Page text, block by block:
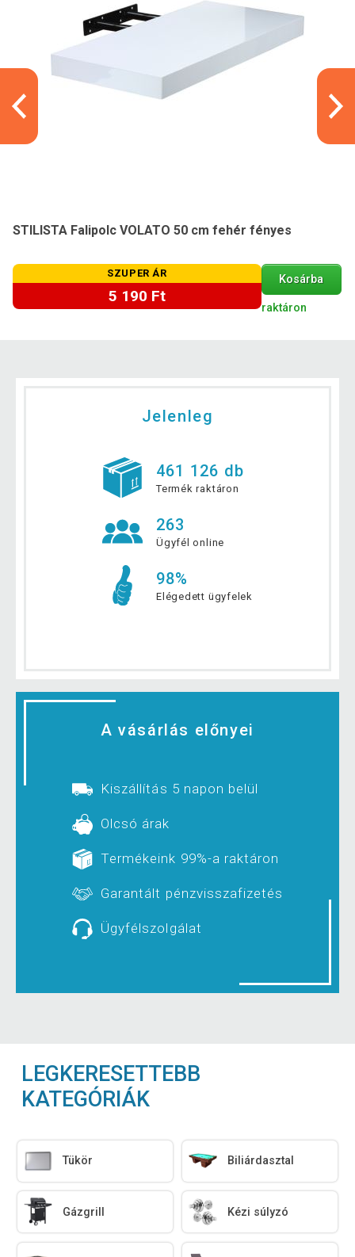
STILISTA Falipolc VOLATO 50 cm fehér fényes
SZUPER ÁR
5 190 Ft
Kosárba
raktáron
Jelenleg
461 126 db
Termék raktáron
263
Ügyfél online
98%
Elégedett ügyfelek
A vásárlás előnyei
Kiszállítás 5 napon belül
Olcsó árak
Termékeink 99%-a raktáron
Garantált pénzvisszafizetés
Ügyfélszolgálat
LEGKERESETTEBB
KATEGÓRIÁK
Tükör Biliárdasztal
Gázgrill Kézi súlyzó